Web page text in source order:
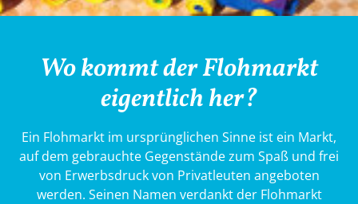
Wo kommt der Flohmarkt
eigentlich her?
Ein Flohmarkt im ursprünglichen Sinne ist ein Markt,
auf dem gebrauchte Gegenstände zum Spaß und frei
von Erwerbsdruck von Privatleuten angeboten
werden. Seinen Namen verdankt der Flohmarkt